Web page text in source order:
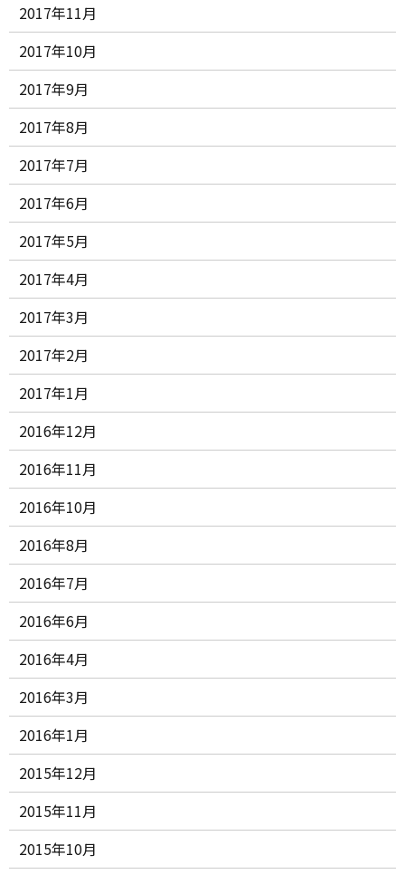
2017年11月
2017年10月
2017年9月
2017年8月
2017年7月
2017年6月
2017年5月
2017年4月
2017年3月
2017年2月
2017年1月
2016年12月
2016年11月
2016年10月
2016年8月
2016年7月
2016年6月
2016年4月
2016年3月
2016年1月
2015年12月
2015年11月
2015年10月